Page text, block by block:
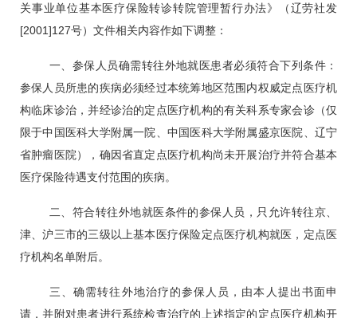
关事业单位基本医疗保险转诊转院管理暂行办法》（辽劳社发
[2001]127号）文件相关内容作如下调整：
一、参保人员确需转往外地就医患者必须符合下列条件：
参保人员所患的疾病必须经过本统筹地区范围内权威定点医疗机
构临床诊治，并经诊治的定点医疗机构的有关科系专家会诊（仅
限于中国医科大学附属一院、中国医科大学附属盛京医院、辽宁
省肿瘤医院），确因省直定点医疗机构尚未开展治疗并符合基本
医疗保险待遇支付范围的疾病。
二、符合转往外地就医条件的参保人员，只允许转往京、
津、沪三市的三级以上基本医疗保险定点医疗机构就医，定点医
疗机构名单附后。
三、确需转往外地治疗的参保人员，由本人提出书面申
请，并附对患者进行系统检查治疗的上述指定的定点医疗机构开